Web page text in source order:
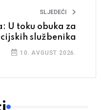
SLJEDEĆI
U toku obuka za
službenika
10. AVGUST 2026.